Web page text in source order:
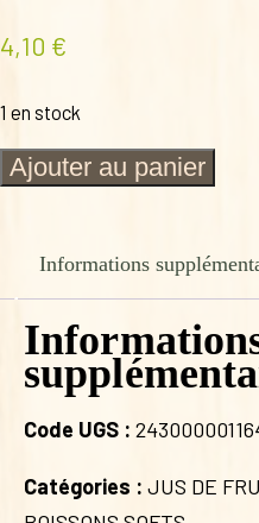
4,10 €
1 en stock
quantité
de
POMME
Ajouter au panier
Informations
Code UGS :
Catégories : JUS DE